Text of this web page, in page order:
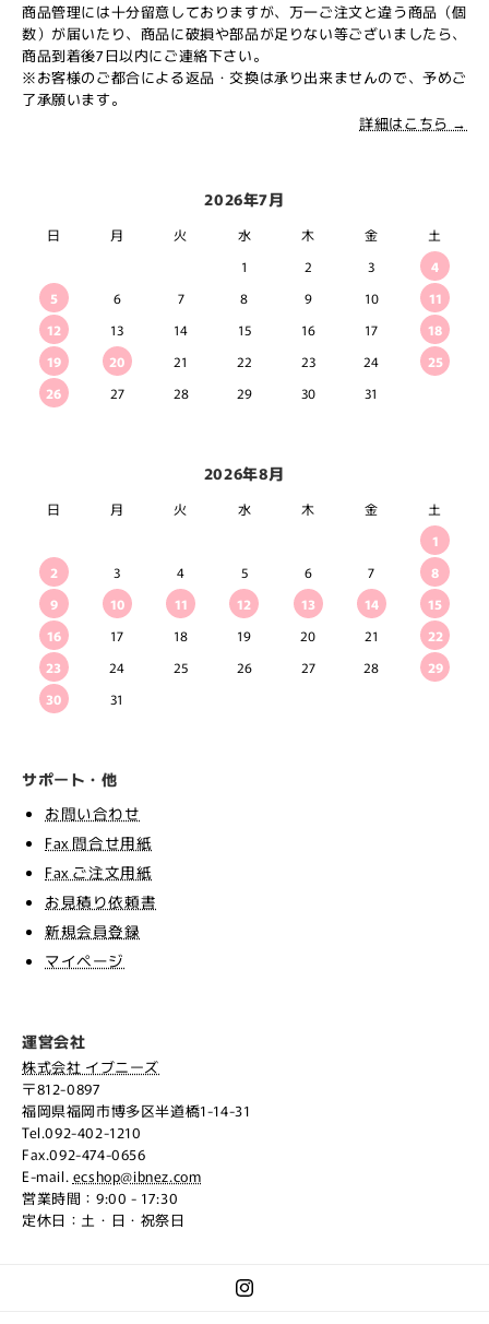
商品管理には十分留意しておりますが、万一ご注文と違う商品（個
数）が届いたり、商品に破損や部品が足りない等ございましたら、
商品到着後7日以内にご連絡下さい。
※お客様のご都合による返品・交換は承り出来ませんので、予めご
了承願います。
詳細はこちら →
2026年7月
日 月 火 水 木 金
土
1
2 3
4
5
6 7 8 9 10
11
12
13 14 15 16 17
18
19
20 21 22 23 24
25
26
27 28 29 30 31
2026年8月
日 月 火 水 木 金
土
1
2
3 4 5 6 7
8
9
10 11 12 13 14
15
16
17 18 19 20 21
22
23
24 25 26 27 28
29
30
31
サポート・他
お問い合わせ
Fax 問合せ用紙
Fax ご注文用紙
お見積り依頼書
新規会員登録
マイページ
運営会社
株式会社 イブニーズ
〒812-0897
福岡県福岡市博多区半道橋1-14-31
Tel.092-402-1210
Fax.092-474-0656
E-mail. ecshop@ibnez.com
営業時間：9:00 - 17:30
定休日：土・日・祝祭日
Instagram